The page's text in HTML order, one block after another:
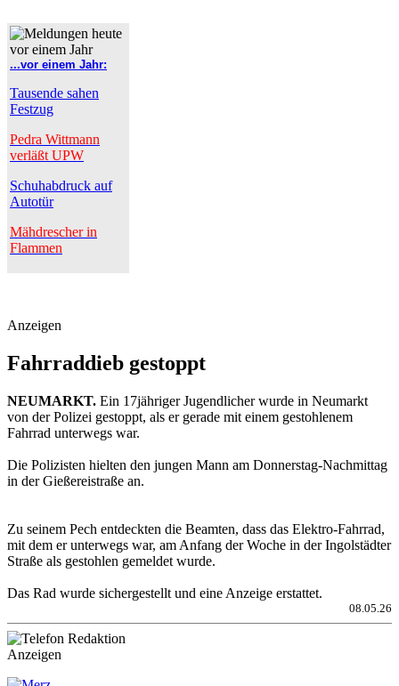
...vor einem Jahr:
Tausende sahen
Festzug
Pedra Wittmann
verläßt UPW
Schuhabdruck auf
Autotür
Mähdrescher in
Flammen
Anzeigen
Fahrraddieb gestoppt
NEUMARKT. Ein 17jähriger Jugendlicher wurde in Neumarkt
von der Polizei gestoppt, als er gerade mit einem gestohlenem
Fahrrad unterwegs war.
Die Polizisten hielten den jungen Mann am Donnerstag-Nachmittag
in der Gießereistraße an.
Zu seinem Pech entdeckten die Beamten, dass das Elektro-Fahrrad,
mit dem er unterwegs war, am Anfang der Woche in der Ingolstädter
Straße als gestohlen gemeldet wurde.
Das Rad wurde sichergestellt und eine Anzeige erstattet.
08.05.26
Anzeigen